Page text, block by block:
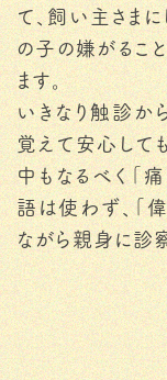
て、飼い主さまに
の子の嫌がるこ
ます。
いきなり触診か
覚えて安心して
中もなるべく「
語は使わず、「
ながら親身に診